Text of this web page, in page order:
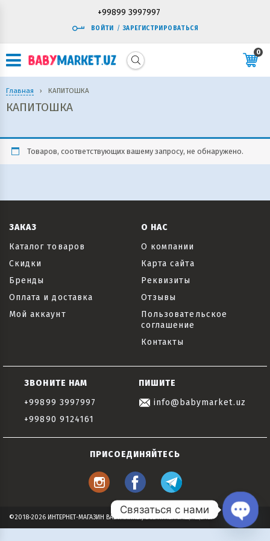
+99899 3997997
ВОЙТИ / ЗАРЕГИСТРИРОВАТЬСЯ
0
Главная › КАПИТОШКА
КАПИТОШКА
Товаров, соответствующих вашему запросу, не обнаружено.
ЗАКАЗ
Каталог товаров
Скидки
Бренды
Оплата и доставка
Мой аккаунт
О НАС
О компании
Карта сайта
Реквизиты
Отзывы
Пользовательское
соглашение
Контакты
ЗВОНИТЕ НАМ
+99899 3997997
+99890 9124161
ПИШИТЕ
info@babymarket.uz
ПРИСОЕДИНЯЙТЕСЬ
©2018-2026 ИНТЕРНЕТ-МАГАЗИН BABYMARKET, ВСЕ ПРАВА ЗАЩИЩЕНЫ
Связаться с нами
Open